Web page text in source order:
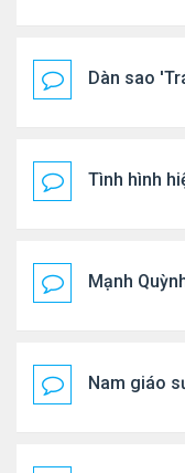
Dàn sao
Tình hình
Mạnh
Nam giáo